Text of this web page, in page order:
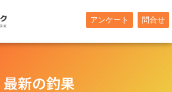
アンケート 問合せ
最新の釣果